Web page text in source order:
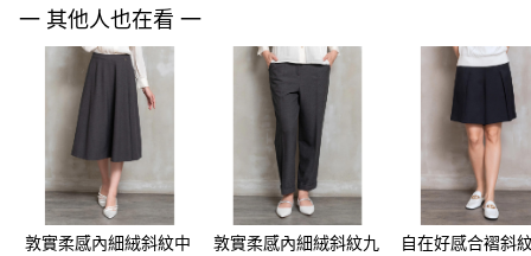
任。
４．使用「AFTEE先享後付」時，將依據個別帳號之用戶狀況，依本公司即
時審查核予不同之上限額度；若仍有額度不足之情形，本公司將視審查結果
請求用戶進行身份認證。
５．嚴禁一人註冊多個帳號或使用他人資訊註冊。若發現惡意使用之情形，
恩沛科技股份有限公司將有權停止該用戶之使用額度並採取法律行動。
一 其他人也在看 一
敦實柔感內細絨斜紋中
敦實柔感內細絨斜紋九
自在好感合褶斜